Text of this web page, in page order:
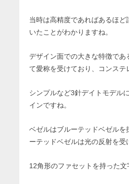
当時は高精度であればあるほ
いたことがわかりますね。
デザイン面での大きな特徴で
て愛称を受けており、コンステ
シンプルなど3針デイトモデル
インですね。
ベゼルはブルーテッドベゼル
ーテッドベゼルは光の反射を受
12角形のファセットを持った